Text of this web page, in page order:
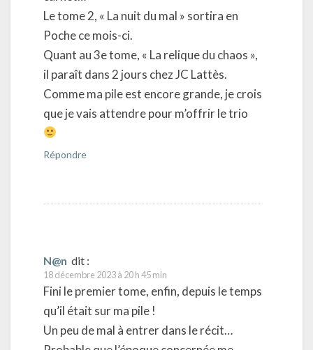
Le tome 2, « La nuit du mal » sortira en
Poche ce mois-ci.
Quant au 3e tome, « La relique du chaos »,
il paraît dans 2 jours chez JC Lattès.
Comme ma pile est encore grande, je crois
que je vais attendre pour m’offrir le trio
Répondre
N@n dit :
18 décembre 2023 à 20 h 45 min
Fini le premier tome, enfin, depuis le temps
qu’il était sur ma pile !
Un peu de mal à entrer dans le récit…